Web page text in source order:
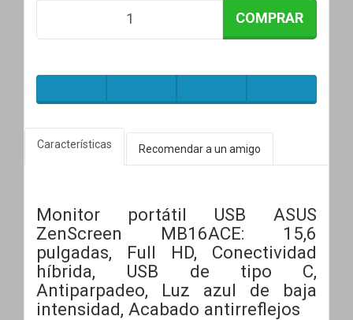
COMPRAR
Características Recomendar a un amigo
Monitor portátil USB ASUS
ZenScreen MB16ACE: 15,6
pulgadas, Full HD, Conectividad
híbrida, USB de tipo C,
Antiparpadeo, Luz azul de baja
intensidad, Acabado antirreflejos